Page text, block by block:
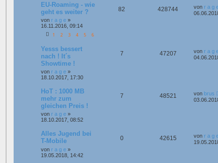
EU-Roaming - wie
geht es weiter ?
von r a g e »
16.11.2016, 09:14
1 2 3 4 5 6
82 428744 von r a g
Yesss bessert
nach ! It´s
Showtime !
von r a g e »
18.10.2017, 17:30
7 47207 von r a g
HoT : 1000 MB
mehr zum
gleichen Preis !
von r a g e »
18.10.2017, 08:52
7 48521 von brus
Alles Jugend bei
T-Mobile
von r a g e »
19.05.2018, 14:42
0 42615 von r a g